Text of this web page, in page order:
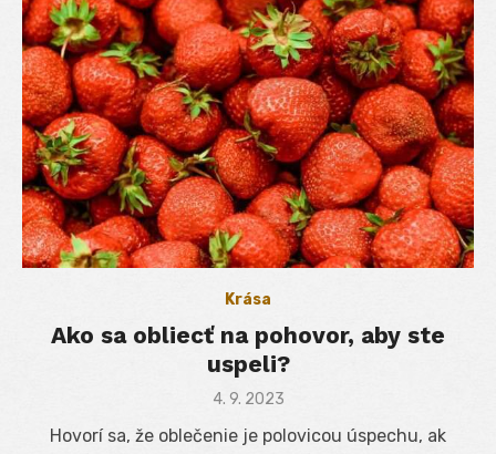
Krása
Ako sa obliecť na pohovor, aby ste
uspeli?
Posted
4. 9. 2023
Hovorí sa, že oblečenie je polovicou úspechu, ak